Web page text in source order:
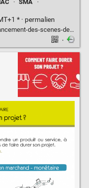
· SMA
·
* · permalien
un-coup-de-pouce-budgetaire-en-vue
·